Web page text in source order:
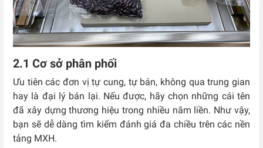
2.1 Cơ sở phân phối
Ưu tiên các đơn vị tự cung, tự bán, không qua trung gian
hay là đại lý bán lại. Nếu được, hãy chọn những cái tên
đã xây dựng thương hiệu trong nhiều năm liền. Như vậy,
bạn sẽ dễ dàng tìm kiếm đánh giá đa chiều trên các nền
tảng MXH.